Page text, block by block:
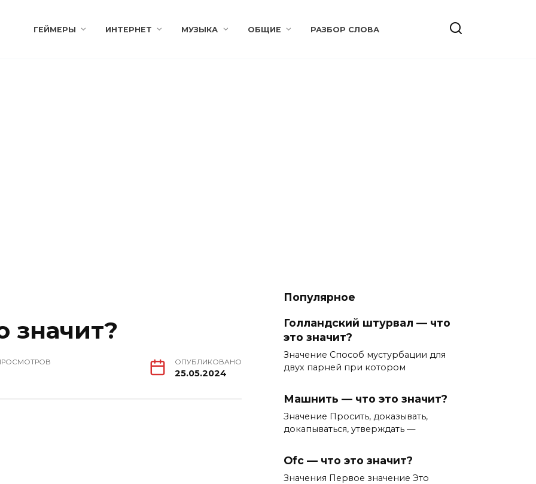
ГЕЙМЕРЫ ИНТЕРНЕТ МУЗЫКА ОБЩИЕ РАЗБОР СЛОВА
значит?
ОПУБЛИКОВАНО
25.05.2024
Популярное
Голландский штурвал — что
это значит?
Значение Способ мустурбации для
двух парней при котором
Машнить — что это значит?
Значение Просить, доказывать,
докапываться, утверждать —
Ofc — что это значит?
Значения Первое значение Это